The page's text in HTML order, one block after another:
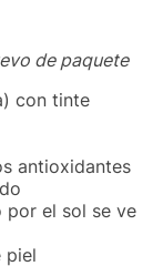
de paquete
con tinte
antioxidantes
por el sol se ve
piel